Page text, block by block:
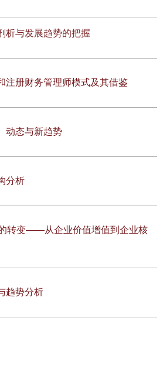
析与发展趋势的把握
注册财务管理师模式及其借鉴
动态与新趋势
分析
转变——从企业价值增值到企业核
趋势分析